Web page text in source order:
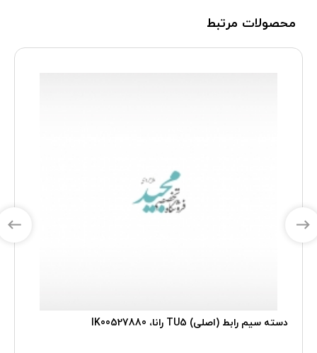
محصولات مرتبط
دسته سیم رابط (اصلی) TU5 رانا، IK00527880